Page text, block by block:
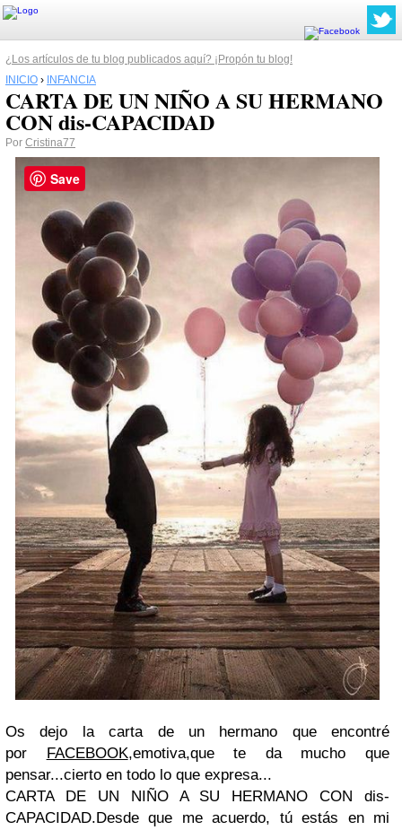
¿Los artículos de tu blog publicados aquí? ¡Propón tu blog!
INICIO › INFANCIA
CARTA DE UN NIÑO A SU HERMANO
CON dis-CAPACIDAD
Por Cristina77
Os dejo la carta de un hermano que encontré
por
FACEBOOK,emotiva,que te da mucho que
pensar...cierto en todo lo que expresa...
CARTA DE UN NIÑO A SU HERMANO CON dis-
CAPACIDAD. Desde que me acuerdo, tú estás en mi
Save